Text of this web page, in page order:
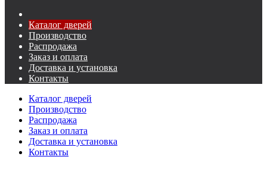
Каталог дверей
Производство
Распродажа
Заказ и оплата
Доставка и установка
Контакты
Каталог дверей
Производство
Распродажа
Заказ и оплата
Доставка и установка
Контакты